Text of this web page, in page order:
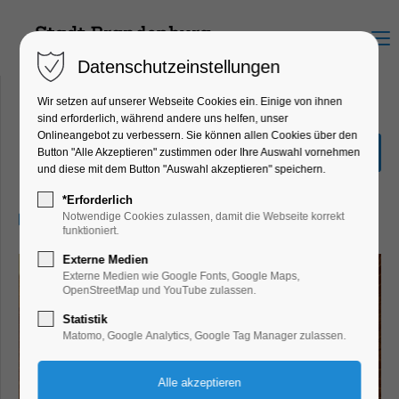
Menu
Mythos Maria
Ausstellung, Bildung, Vortrag
03.07.2026, 10:00–17:00
Datenschutzeinstellungen
Wir setzen auf unserer Webseite Cookies ein. Einige von ihnen
sind erforderlich, während andere uns helfen, unser
Onlineangebot zu verbessern. Sie können allen Cookies über den
Button "Alle Akzeptieren" zustimmen oder Ihre Auswahl vornehmen
und diese mit dem Button "Auswahl akzeptieren" speichern.
*Erforderlich
Notwendige Cookies zulassen, damit die Webseite korrekt
funktioniert.
Externe Medien
Externe Medien wie Google Fonts, Google Maps,
OpenStreetMap und YouTube zulassen.
Statistik
Matomo, Google Analytics, Google Tag Manager zulassen.